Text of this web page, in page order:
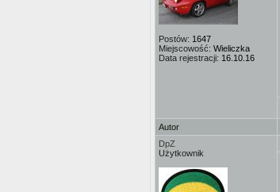
Postów: 1647
Miejscowość: Wieliczka
Data rejestracji: 16.10.16
Autor
DpZ
Użytkownik